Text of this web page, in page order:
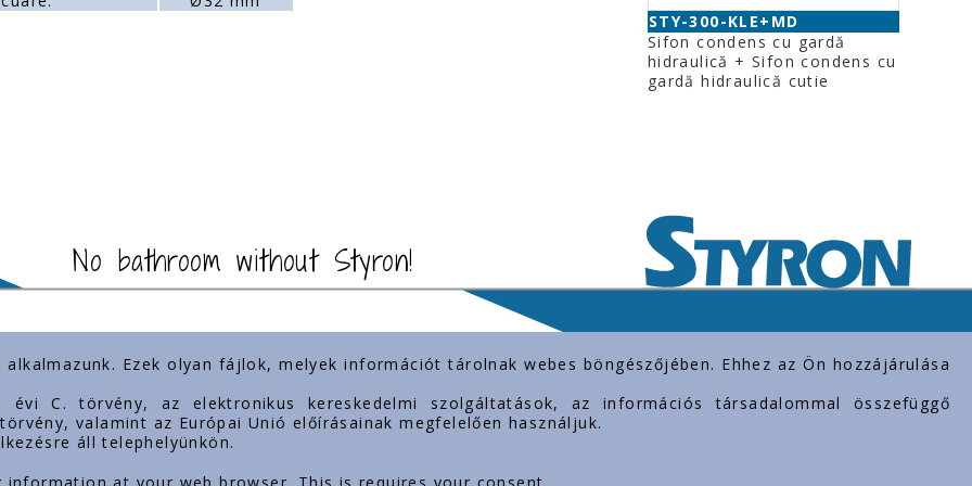
STY-300-KLE+MD
Sifon condens cu gardă
hidraulică + Sifon condens cu
gardă hidraulică cutie
No bathroom without Styron!
Prezența noastră
alkalmazunk. Ezek olyan fájlok, melyek információt tárolnak webes böngészőjében. Ehhez az Ön hozzájárulása
C. törvény, az elektronikus kereskedelmi szolgáltatások, az információs társadalommal összefüggő
valamint az Európai Unió előírásainak megfelelően használjuk.
áll telephelyünkön.